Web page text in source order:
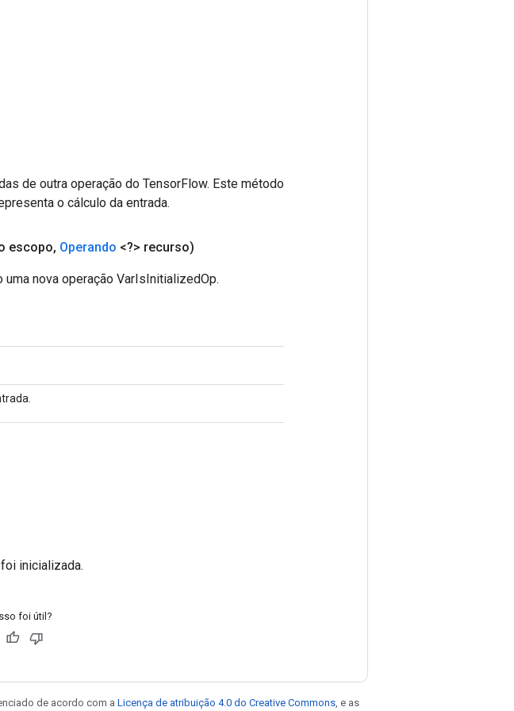
de outra operação do TensorFlow. Este método
o cálculo da entrada.
escopo, Operando <?> recurso)
nova operação VarIsInitializedOp.
inicializada.
foi útil?
de acordo com a Licença de atribuição 4.0 do Creative Commons , e as